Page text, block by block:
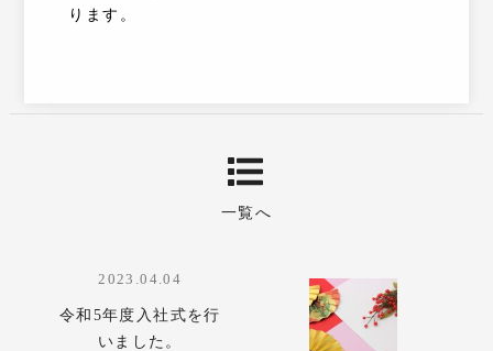
ります。
一覧へ
2023.04.04
令和5年度入社式を行
いました。